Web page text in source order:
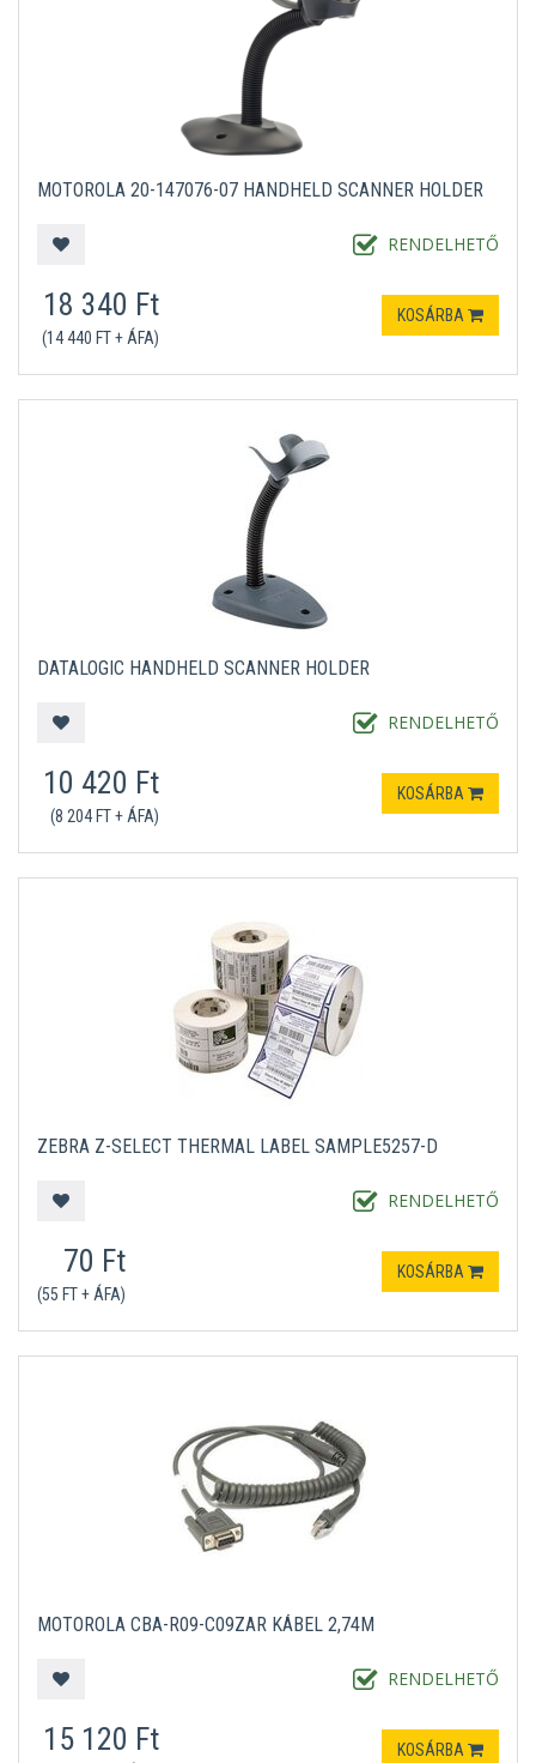
MOTOROLA 20-147076-07 HANDHELD SCANNER HOLDER
RENDELHETŐ
18 340 Ft
(14 440 FT + ÁFA)
KOSÁRBA
DATALOGIC HANDHELD SCANNER HOLDER
RENDELHETŐ
10 420 Ft
(8 204 FT + ÁFA)
KOSÁRBA
ZEBRA Z-SELECT THERMAL LABEL SAMPLE5257-D
RENDELHETŐ
70 Ft
(55 FT + ÁFA)
KOSÁRBA
MOTOROLA CBA-R09-C09ZAR KÁBEL 2,74M
RENDELHETŐ
15 120 Ft KOSÁRBA